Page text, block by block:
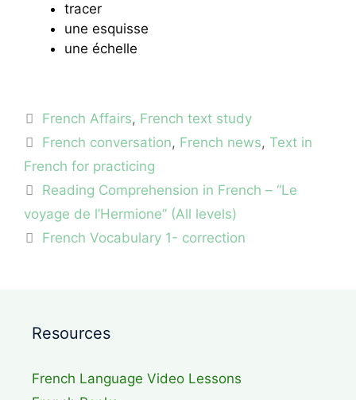
tracer
une esquisse
une échelle
Categories
French Affairs, French text study
Tags
French conversation, French news, Text in
French for practicing
Reading Comprehension in French – “Le
voyage de l’Hermione” (All levels)
French Vocabulary 1- correction
Resources
French Language Video Lessons